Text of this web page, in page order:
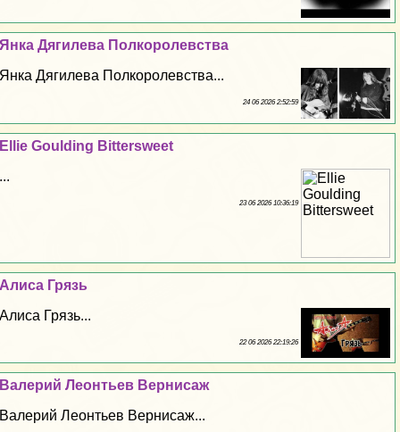
Янка Дягилева Полкоролевства
Янка Дягилева Полкоролевства...
24 06 2026 2:52:59
Ellie Goulding Bittersweet
...
23 06 2026 10:36:19
Алиса Грязь
Алиса Грязь...
22 06 2026 22:19:26
Валерий Леонтьев Вернисаж
Валерий Леонтьев Вернисаж...